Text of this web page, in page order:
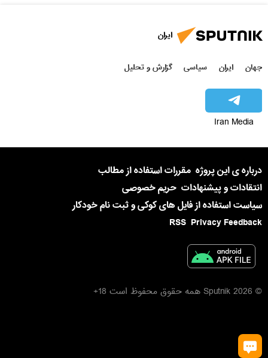
ایران
جهان ایران سیاسی گزارش و تحلیل
Iran Media
درباره ی این پروژه مقررات استفاده از مطالب
انتقادات و پیشنهادات حریم خصوصی
سیاست استفاده از فایل های کوکی و ثبت نام خودکار
Privacy Feedback
RSS
© 2026 Sputnik همه حقوق محفوظ است 18+